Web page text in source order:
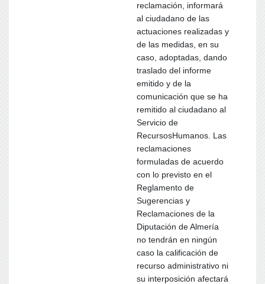
reclamación, informará
al ciudadano de las
actuaciones realizadas y
de las medidas, en su
caso, adoptadas, dando
traslado del informe
emitido y de la
comunicación que se ha
remitido al ciudadano al
Servicio de
RecursosHumanos. Las
reclamaciones
formuladas de acuerdo
con lo previsto en el
Reglamento de
Sugerencias y
Reclamaciones de la
Diputación de Almería
no tendrán en ningún
caso la calificación de
recurso administrativo ni
su interposición afectará